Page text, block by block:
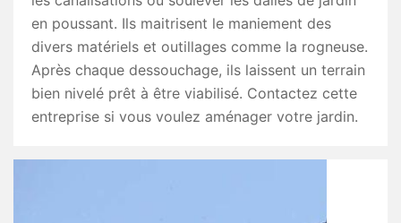
en poussant. Ils maitrisent le maniement des
divers matériels et outillages comme la rogneuse.
Après chaque dessouchage, ils laissent un terrain
bien nivelé prêt à être viabilisé. Contactez cette
entreprise si vous voulez aménager votre jardin.